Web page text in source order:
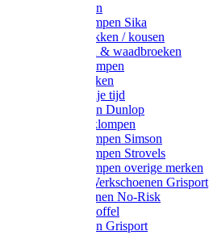
Werksokken
Schoenklompen Sika
Thermo sokken / kousen
Lieslaarzen & waadbroeken
Houten klompen
Wandelsokken
Laarzen vrije tijd
Werklaarzen Dunlop
Kunststof klompen
Schoenklompen Simson
Schoenklompen Strovels
Schoenklompen overige merken
Wandel-/ Werkschoenen Grisport
Werkschoenen No-Risk
Klomppantoffel
Werklaarzen Grisport